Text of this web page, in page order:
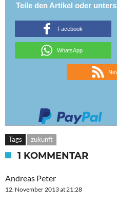
Teile den Artikel oder
Facebook
WhatsApp
Tags zukunft
1 KOMMENTAR
Andreas Peter
12. November 2013 at 21:28